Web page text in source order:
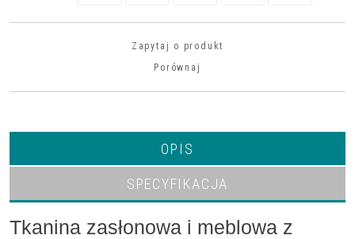
Zapytaj o produkt
Porównaj
OPIS
SPECYFIKACJA
Tkanina zasłonowa i meblowa z